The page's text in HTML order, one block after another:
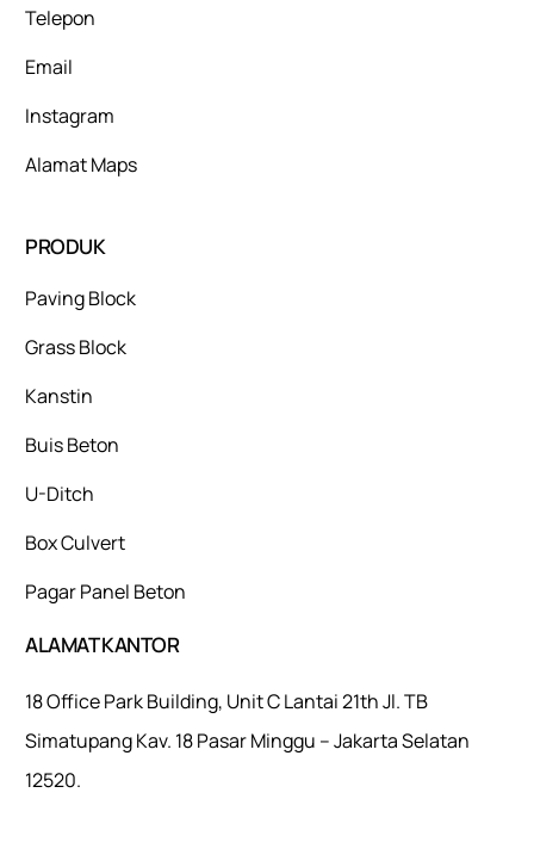
Telepon
Email
Instagram
Alamat Maps
PRODUK
Paving Block
Grass Block
Kanstin
Buis Beton
U-Ditch
Box Culvert
Pagar Panel Beton
ALAMAT KANTOR
18 Office Park Building, Unit C Lantai 21th Jl. TB
Simatupang Kav. 18 Pasar Minggu – Jakarta Selatan
12520.